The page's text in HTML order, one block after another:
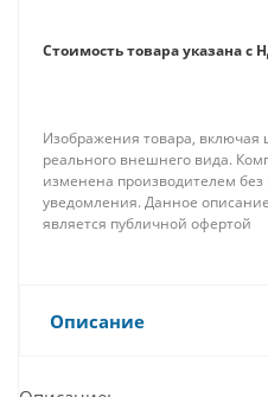
обработки транзакций,
512e Advance Format
операционных систем и
разрешением 4 КиБ. Они
унаследованные
Стоимость товара указана с
Изображения товара, включая
реального внешнего вида.
изменена производителем без
уведомления. Данное
является публичной офертой
Описание